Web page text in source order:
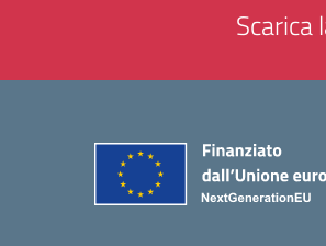
Scarica